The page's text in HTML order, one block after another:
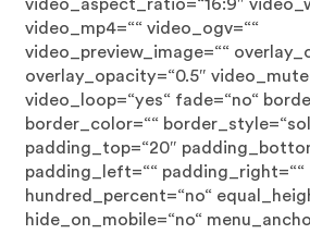
video_aspect_ratio=“16:9″
video_mp4=““ video_ogv=““
video_preview_image=““
overlay_opacity=“0.5″
video_loop=“yes“ fade=“no“
border_color=““
padding_top=“20″
padding_left=““ padding_right=““
hundred_percent=“no“
hide_on_mobile=“no“